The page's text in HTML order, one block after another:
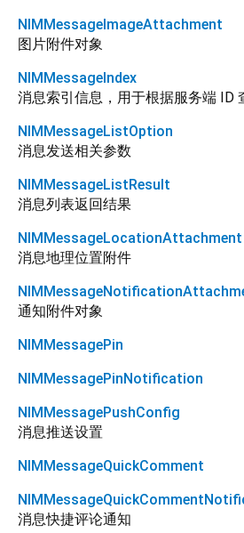
NIMMessageImageAttachment
图片附件对象
NIMMessageIndex
消息索引信息，用于根据服务端 ID
NIMMessageListOption
消息发送相关参数
NIMMessageListResult
消息列表返回结果
NIMMessageLocationAttachment
消息地理位置附件
通知附件对象
NIMMessagePin
NIMMessagePinNotification
NIMMessagePushConfig
消息推送设置
NIMMessageQuickComment
消息快捷评论通知